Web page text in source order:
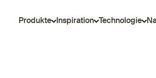
Produkte Inspiration Technologie